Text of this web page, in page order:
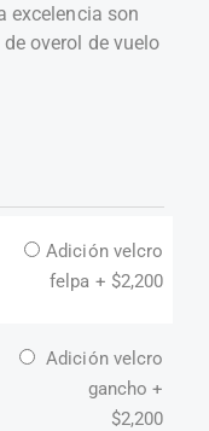
excelencia son
overol de vuelo
Adición velcro
felpa + $2,200
Adición velcro
gancho +
$2,200